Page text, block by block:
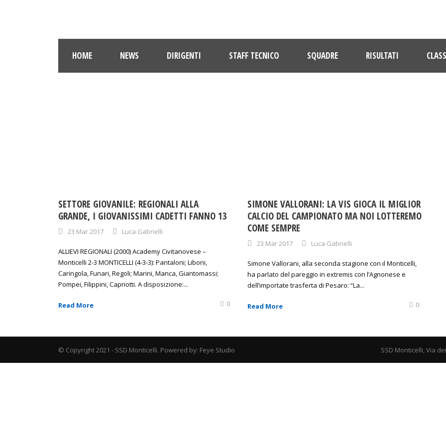
HOME NEWS DIRIGENTI STAFF TECNICO SQUADRE RISULTATI
SETTORE GIOVANILE: REGIONALI ALLA
GRANDE, I GIOVANISSIMI CADETTI FANNO 13
23 Mar 2017 Luca Gabrielli
ALLIEVI REGIONALI (2000) Academy Civitanovese –
Monticelli 2-3 MONTICELLI (4-3-3): Pantaloni; Liboni,
Caringola, Funari, Regoli; Marini, Manca, Giantomassi;
Pompei, Filippini, Capriotti. A disposizione:...
Read More 0
SIMONE VALLORANI: LA VIS GIOCA IL MIGLIOR
CALCIO DEL CAMPIONATO MA NOI LOTTEREMO
COME SEMPRE
23 Mar 2017 Luca Gabrielli
Simone Vallorani, alla seconda stagione con il Monticelli,
ha parlato del pareggio in extremis con l’Agnonese e
dell’importate trasferta di Pesaro: “La...
Read More 0
© Copyright 2021 - SSD Monticelli. Powered by: Feye Studio SSD Monticelli, Via